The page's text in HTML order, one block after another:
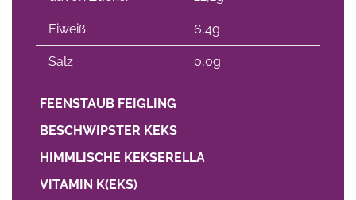
Eiweiß 6,4g
Salz 0,0g
FEENSTAUB FEIGLING
BESCHWIPSTER KEKS
HIMMLISCHE KEKSERELLA
VITAMIN K(EKS)